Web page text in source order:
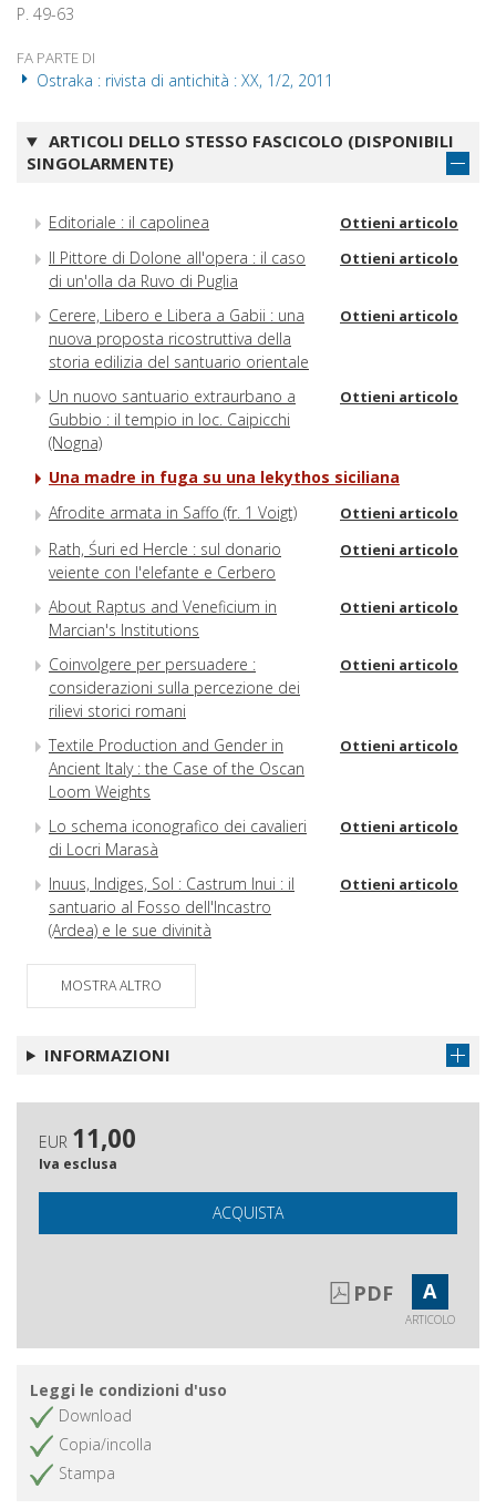
P. 49-63
FA PARTE DI
Ostraka : rivista di antichità : XX, 1/2, 2011
ARTICOLI DELLO STESSO FASCICOLO (DISPONIBILI
SINGOLARMENTE)
Editoriale : il capolinea Ottieni articolo
Il Pittore di Dolone all'opera : il caso
di un'olla da Ruvo di Puglia
Ottieni articolo
Cerere, Libero e Libera a Gabii : una
nuova proposta ricostruttiva della
storia edilizia del santuario orientale
Ottieni articolo
Un nuovo santuario extraurbano a
Gubbio : il tempio in loc. Caipicchi
(Nogna)
Ottieni articolo
Una madre in fuga su una lekythos siciliana
Afrodite armata in Saffo (fr. 1 Voigt)
Ottieni articolo
Rath, Śuri ed Hercle : sul donario
veiente con l'elefante e Cerbero
Ottieni articolo
About Raptus and Veneficium in
Marcian's Institutions
Ottieni articolo
Coinvolgere per persuadere :
considerazioni sulla percezione dei
rilievi storici romani
Ottieni articolo
Textile Production and Gender in
Ancient Italy : the Case of the Oscan
Loom Weights
Ottieni articolo
Lo schema iconografico dei cavalieri
di Locri Marasà
Ottieni articolo
Inuus, Indiges, Sol : Castrum Inui : il
santuario al Fosso dell'Incastro
(Ardea) e le sue divinità
Ottieni articolo
L'ospite greco e il re indigeno :
riflessioni sul mito di Busiride
Etrurien und Latium : ein Modellfall
Una trireme di Cosa : il rostro iscritto
delle Egadi e il ruolo delle colonie
latine nella flotta romana
Recensioni Ottieni articolo
MOSTRA ALTRO
INFORMAZIONI
EUR 11,00
Iva esclusa
ACQUISTA
PDF A
ARTICOLO
Leggi le condizioni d'uso
Download
Copia/incolla
Stampa